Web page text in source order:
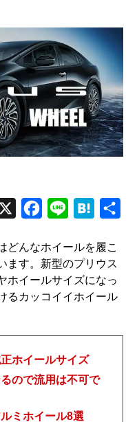
c
e
n
e
t
e
どんなホイールを履こ
ます。新型のプリウス
ホイールサイズになっ
るカッコイイホイール
ホイールサイズ
ので流用は不可で
ミホイール8選